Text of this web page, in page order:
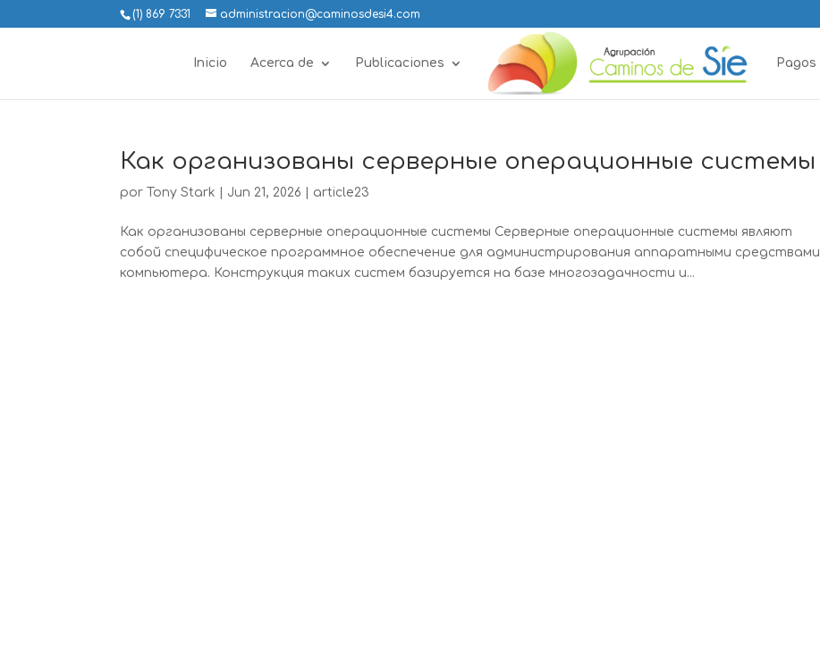
(1) 869 7331 administracion@caminosdesi4.com
Inicio Acerca de Publicaciones Pagos
Как организованы серверные операционные системы
por Tony Stark Jun 21, 2026 article23
Как организованы серверные операционные системы Серверные операционные системы являют
собой специфическое программное обеспечение для администрирования аппаратными средствами
компьютера. Конструкция таких систем базируется на базе многозадачности и...